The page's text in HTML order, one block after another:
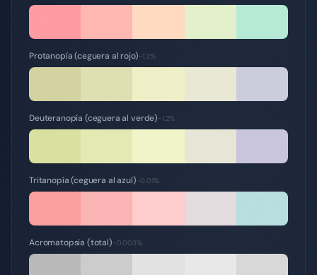
Protanopía (ceguera al rojo)~1.3%
Deuteranopía (ceguera al verde)~1.2%
Tritanopía (ceguera al azul)~0.01%
Acromatopsia (total)~0.003%